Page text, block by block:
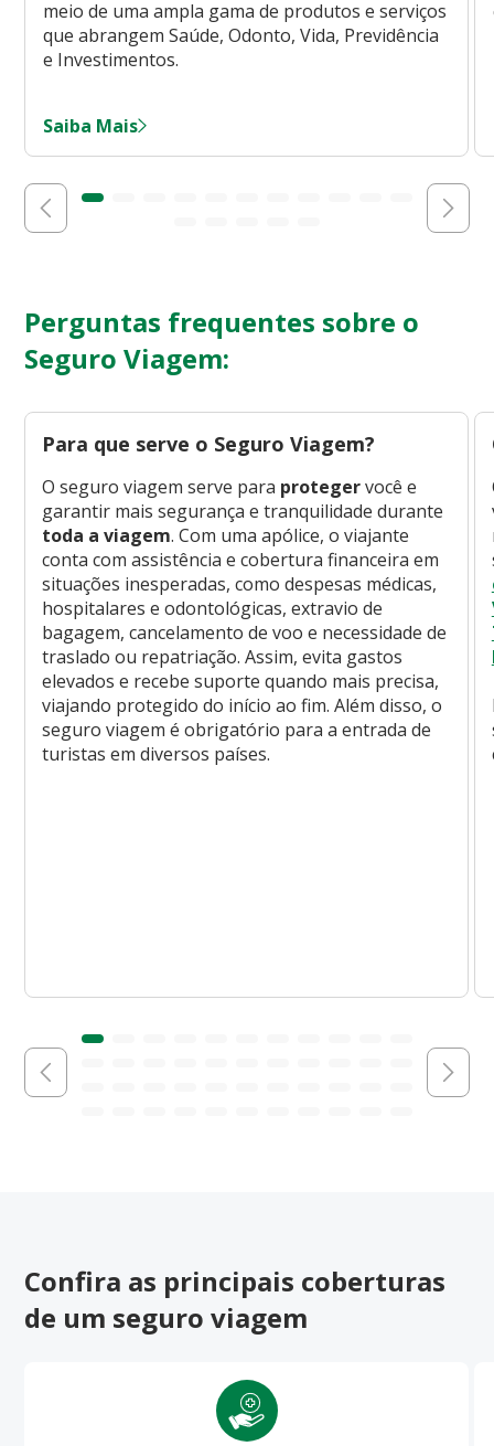
meio de uma ampla gama de produtos e serviços
que abrangem Saúde, Odonto, Vida, Previdência
e Investimentos.
Saiba Mais
Perguntas frequentes sobre o
Seguro Viagem:
Para que serve o Seguro Viagem?
O seguro viagem serve para protegervocê e
garantir mais segurança e tranquilidade durante
toda a viagem. Com uma apólice, o viajante
conta com assistência e cobertura financeira em
situações inesperadas, como despesas médicas,
hospitalares e odontológicas, extravio de
bagagem, cancelamento de voo e necessidade de
traslado ou repatriação. Assim, evita gastos
elevados e recebe suporte quando mais precisa,
viajando protegido do início ao fim. Além disso, o
seguro viagem é obrigatório para a entrada de
turistas em diversos países.
Confira as principais coberturas
de um seguro viagem